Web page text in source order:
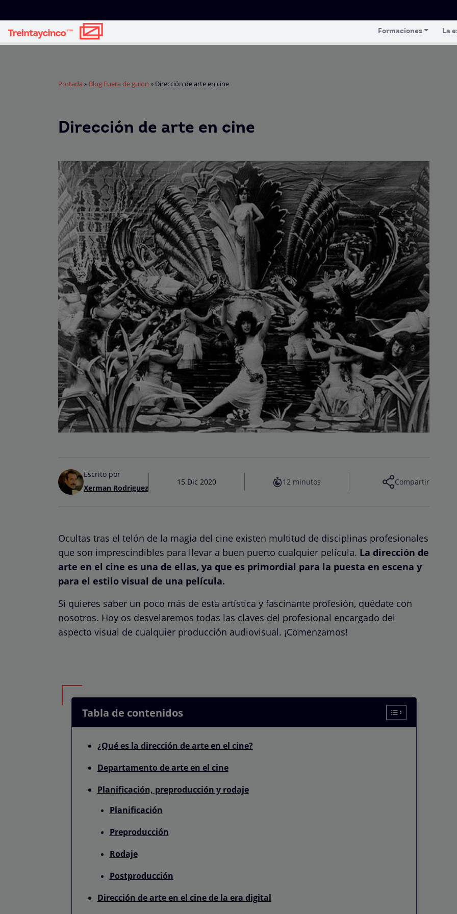
Formaciones La
Portada » Blog Fuera de guion » Dirección de arte en cine
Dirección de arte en cine
Escrito por
Xerman Rodriguez
15 Dic 2020 12 minutos Compartir
Ocultas tras el telón de la magia del cine existen multitud de disciplinas profesionales
que son imprescindibles para llevar a buen puerto cualquier película. La dirección de
arte en el cine es una de ellas, ya que es primordial para la puesta en escena y
para el estilo visual de una película.
Si quieres saber un poco más de esta artística y fascinante profesión, quédate con
nosotros. Hoy os desvelaremos todas las claves del profesional encargado del
aspecto visual de cualquier producción audiovisual. ¡Comenzamos!
Tabla de contenidos
¿Qué es la dirección de arte en el cine?
Departamento de arte en el cine
Planificación, preproducción y rodaje
Planificación
Preproducción
Rodaje
Postproducción
Dirección de arte en el cine de la era digital